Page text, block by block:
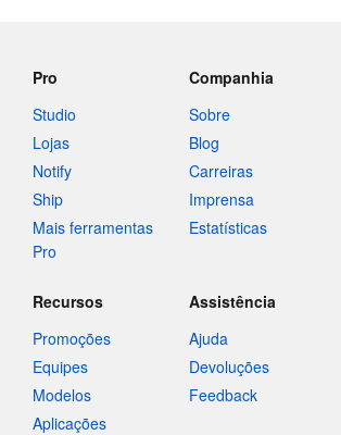
Pro
Studio
Lojas
Notify
Ship
Mais ferramentas
Pro
Companhia
Sobre
Blog
Carreiras
Imprensa
Estatísticas
Recursos
Promoções
Equipes
Modelos
Aplicações
Assistência
Ajuda
Devoluções
Feedback